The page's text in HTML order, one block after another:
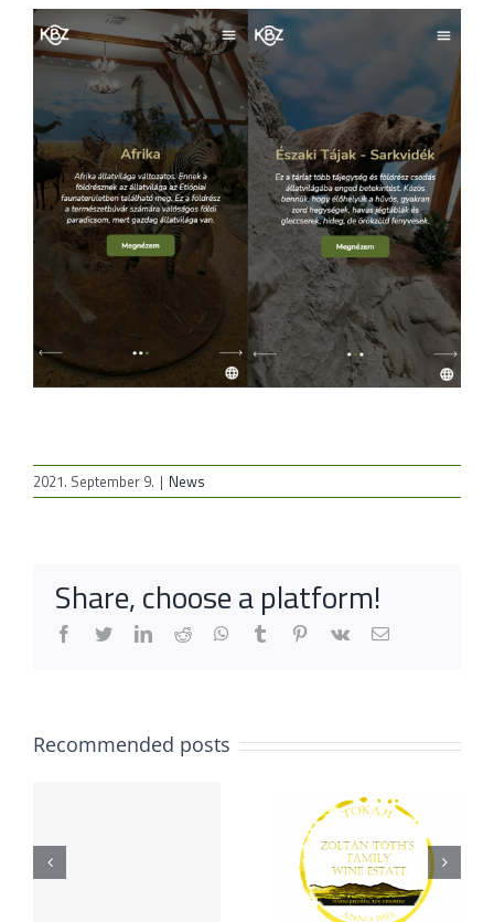
2021. September 9. | News
Share, choose a platform!
Facebook
TwitterLinkedIn
Reddit Whatsapp
Tumblr Pinterest
Vk Email
Recommended posts